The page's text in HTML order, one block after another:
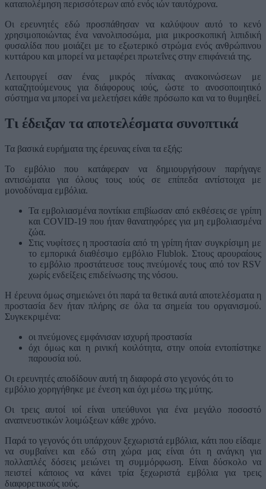
καταπολέμηση περισσότερων από ενός ιών ταυτόχρονα.
Οι ερευνητές εδώ προσπάθησαν να καλύψουν αυτό το κενό
χρησιμοποιώντας ένα νανολιποσώμα, μια μικροσκοπική λιπιδική
φυσαλίδα που μοιάζει με το εξωτερικό στρώμα ενός ανθρώπινου
κυττάρου και μπορεί να μεταφέρει πρωτεΐνες στην επιφάνειά της.
Λειτουργεί σαν ένας μικρός πίνακας ανακοινώσεων με
καταζητούμενους για διάφορους ιούς, ώστε το ανοσοποιητικό
σύστημα να μπορεί να μελετήσει κάθε πρόσωπο και να το θυμηθεί.
Τι έδειξαν τα αποτελέσματα συνοπτικά
Τα βασικά ευρήματα της έρευνας είναι τα εξής:
Το εμβόλιο που κατάφεραν να δημιουργήσουν παρήγαγε
αντισώματα για όλους τους ιούς σε επίπεδα αντίστοιχα με
μονοδύναμα εμβόλια.
Τα εμβολιασμένα ποντίκια επιβίωσαν από εκθέσεις σε γρίπη
και COVID-19 που ήταν θανατηφόρες για μη εμβολιασμένα
ζώα.
Στις νυφίτσες η προστασία από τη γρίπη ήταν συγκρίσιμη με
το εμπορικά διαθέσιμο εμβόλιο Flublok. Στους αρουραίους
το εμβόλιο προστάτευσε τους πνεύμονές τους από τον RSV
χωρίς ενδείξεις επιδείνωσης της νόσου.
Η έρευνα όμως σημειώνει ότι παρά τα θετικά αυτά αποτελέσματα η
προστασία δεν ήταν πλήρης σε όλα τα σημεία του οργανισμού.
Συγκεκριμένα:
οι πνεύμονες εμφάνισαν ισχυρή προστασία
όχι όμως και η ρινική κοιλότητα, στην οποία εντοπίστηκε
παρουσία ιού.
Οι ερευνητές αποδίδουν αυτή τη διαφορά στο γεγονός ότι το
εμβόλιο χορηγήθηκε με ένεση και όχι μέσω της μύτης.
Οι τρεις αυτοί ιοί είναι υπεύθυνοι για ένα μεγάλο ποσοστό
αναπνευστικών λοιμώξεων κάθε χρόνο.
Παρά το γεγονός ότι υπάρχουν ξεχωριστά εμβόλια, κάτι που είδαμε
να συμβαίνει και εδώ στη χώρα μας είναι ότι η ανάγκη για
πολλαπλές δόσεις μειώνει τη συμμόρφωση. Είναι δύσκολο να
πειστεί κάποιος να κάνει τρία ξεχωριστά εμβόλια για τρεις
διαφορετικούς ιούς.